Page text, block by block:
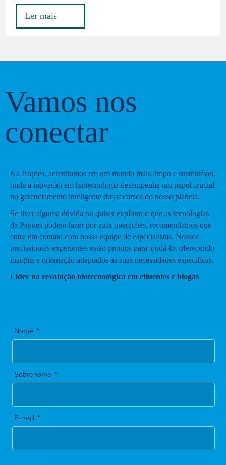
Ler mais
Vamos nos
conectar
Na Paques, acreditamos em um mundo mais limpo e sustentável,
onde a inovação em biotecnologia desempenha um papel crucial
no gerenciamento inteligente dos recursos do nosso planeta.
Se tiver alguma dúvida ou quiser explorar o que as tecnologias
da Paques podem fazer por suas operações, recomendamos que
entre em contato com nossa equipe de especialistas. Nossos
profissionais experientes estão prontos para ajudá-lo, oferecendo
insights e orientação adaptados às suas necessidades específicas.
Líder na revolução biotecnológica em efluentes e biogás
Nome
Sobrenome
E-mail